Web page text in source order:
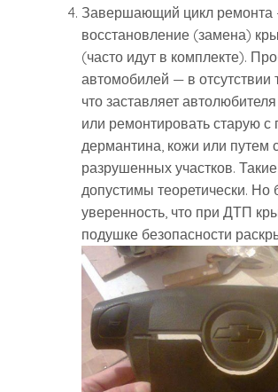
Завершающий цикл
восстановление (замена)
(часто идут в комплекте).
автомобилей — в отсутствии
что заставляет
или ремонтировать старую
дермантина, кожи или путем
разрушенных участков.
допустимы теоретически. Но
уверенность, что при ДТП
подушке безопасности